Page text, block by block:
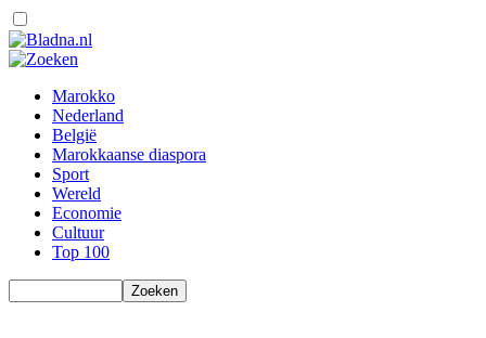
Marokko
Nederland
België
Marokkaanse diaspora
Sport
Wereld
Economie
Cultuur
Top 100